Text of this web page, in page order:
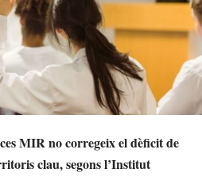
MIR no corregeix el dèficit de
clau, segons l’Institut